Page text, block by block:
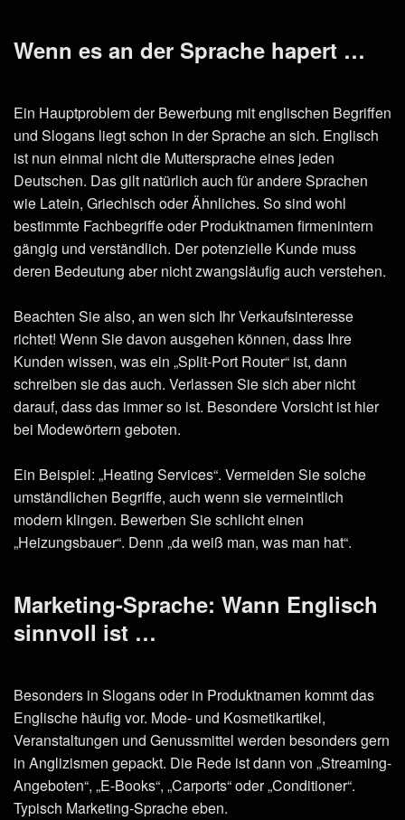
Wenn es an der Sprache hapert …
Ein Hauptproblem der Bewerbung mit englischen Begriffen
und Slogans liegt schon in der Sprache an sich. Englisch
ist nun einmal nicht die Muttersprache eines jeden
Deutschen. Das gilt natürlich auch für andere Sprachen
wie Latein, Griechisch oder Ähnliches. So sind wohl
bestimmte Fachbegriffe oder Produktnamen firmenintern
gängig und verständlich. Der potenzielle Kunde muss
deren Bedeutung aber nicht zwangsläufig auch verstehen.
Beachten Sie also, an wen sich Ihr Verkaufsinteresse
richtet! Wenn Sie davon ausgehen können, dass Ihre
Kunden wissen, was ein „Split-Port Router“ ist, dann
schreiben sie das auch. Verlassen Sie sich aber nicht
darauf, dass das immer so ist. Besondere Vorsicht ist hier
bei Modewörtern geboten.
Ein Beispiel: „Heating Services“. Vermeiden Sie solche
umständlichen Begriffe, auch wenn sie vermeintlich
modern klingen. Bewerben Sie schlicht einen
„Heizungsbauer“. Denn „da weiß man, was man hat“.
Marketing-Sprache: Wann Englisch
sinnvoll ist …
Besonders in Slogans oder in Produktnamen kommt das
Englische häufig vor. Mode- und Kosmetikartikel,
Veranstaltungen und Genussmittel werden besonders gern
in Anglizismen gepackt. Die Rede ist dann von „Streaming-
Angeboten“, „E-Books“, „Carports“ oder „Conditioner“.
Typisch Marketing-Sprache eben.